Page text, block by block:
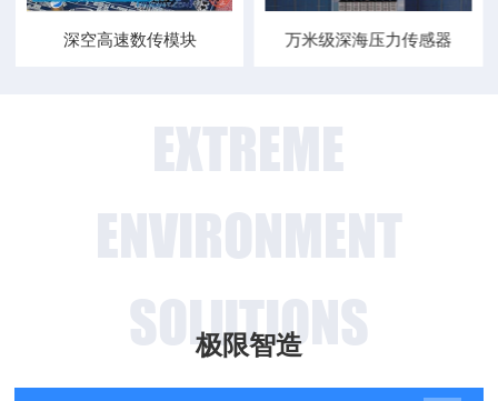
深空高速数传模块 万米级深海压力传感器
EXTREME
ENVIRONMENT
SOLUTIONS
极限智造